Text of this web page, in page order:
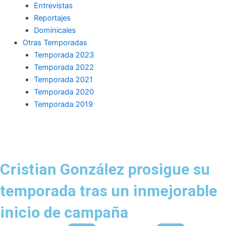
Entrevistas
Reportajes
Dominicales
Otras Temporadas
Temporada 2023
Temporada 2022
Temporada 2021
Temporada 2020
Temporada 2019
Cristian González prosigue su
temporada tras un inmejorable
inicio de campaña